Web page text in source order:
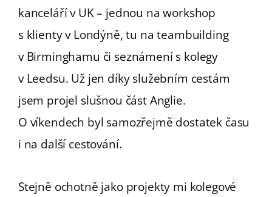
kanceláří v UK – jednou na workshop
s klienty v Londýně, tu na teambuilding
v Birminghamu či seznámení s kolegy
v Leedsu. Už jen díky služebním cestám
jsem projel slušnou část Anglie.
O víkendech byl samozřejmě dostatek času
i na další cestování.
Stejně ochotně jako projekty mi kolegové